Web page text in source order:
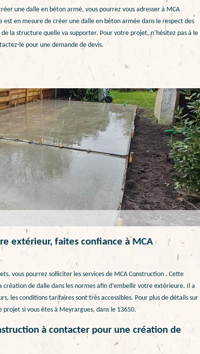
une dalle en béton armé, vous pourrez vous adresser à MCA
en mesure de créer une dalle en béton armée dans le respect des
la structure quelle va supporter. Pour votre projet, n’hésitez pas à le
le pour une demande de devis.
extérieur, faites confiance à MCA
vous pourrez solliciter les services de MCA Construction . Cette
de dalle dans les normes afin d’embellir votre extérieure. Il a
les conditions tarifaires sont très accessibles. Pour plus de détails sur
si vous êtes à Meyrargues, dans le 13650.
à contacter pour une création de